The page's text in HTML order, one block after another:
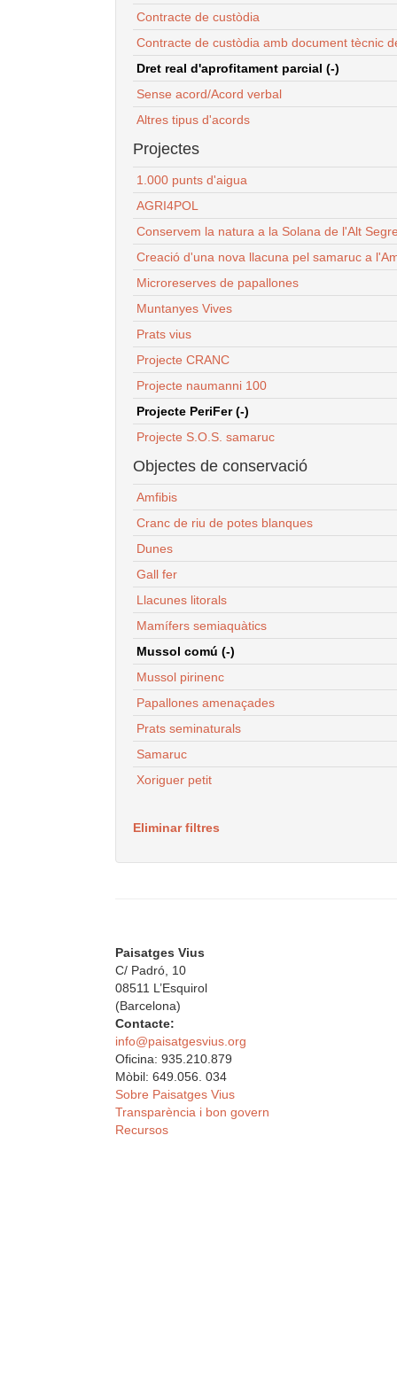
Contracte de custòdia
Contracte de custòdia amb document tècnic
Dret real d'aprofitament parcial (-)
Sense acord/Acord verbal
Altres tipus d'acords
Projectes
1.000 punts d'aigua
AGRI4POL
Conservem la natura a la Solana de l'Alt
Creació d'una nova llacuna pel samaruc a
Microreserves de papallones
Muntanyes Vives
Prats vius
Projecte CRANC
Projecte naumanni 100
Projecte PeriFer (-)
Projecte S.O.S. samaruc
Objectes de conservació
Amfibis
Cranc de riu de potes blanques
Dunes
Gall fer
Llacunes litorals
Mamífers semiaquàtics
Mussol comú (-)
Mussol pirinenc
Papallones amenaçades
Prats seminaturals
Samaruc
Xoriguer petit
Eliminar filtres
Paisatges Vius
C/ Padró, 10
08511 L’Esquirol
(Barcelona)
Contacte:
info@paisatgesvius.org
Oficina: 935.210.879
Mòbil: 649.056. 034
Sobre Paisatges Vius
Transparència i bon govern
Recursos